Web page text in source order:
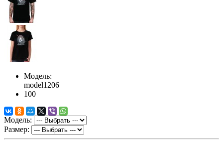
Модель:
model1206
100
Модель:
Размер: